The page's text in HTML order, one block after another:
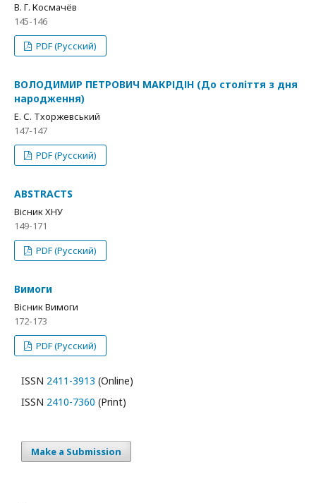
В. Г. Космачёв
145-146
PDF (Русский)
ВОЛОДИМИР ПЕТРОВИЧ МАКРІДІН (До століття з дня
народження)
Е. С. Тхоржевський
147-147
PDF (Русский)
ABSTRACTS
Вісник ХНУ
149-171
PDF (Русский)
Вимоги
Вісник Вимоги
172-173
PDF (Русский)
ISSN 2411-3913 (Online)
ISSN 2410-7360 (Print)
Make a Submission